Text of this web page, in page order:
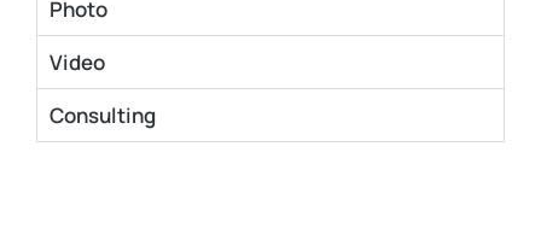
Photo
Video
Consulting